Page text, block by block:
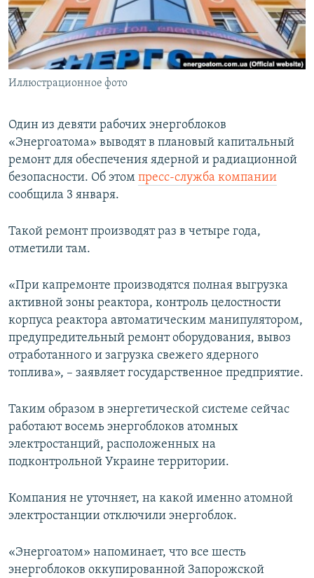
ПОБЕДИТЕЛЕЙ НЕ СУДЯТ?
КРЫМ.НЕПОКОРЕННЫЙ
ELIFBE
УКРАИНСКАЯ ПРОБЛЕМА КРЫМА
ПРИСОЕДИНЯЙТЕСЬ!
Иллюстрационное фото
Один из девяти рабочих энергоблоков
«Энергоатома» выводят в плановый капитальный
ремонт для обеспечения ядерной и радиационной
безопасности. Об этом пресс-служба компании
сообщила 3 января.
Такой ремонт производят раз в четыре года,
отметили там.
«При капремонте производятся полная выгрузка
активной зоны реактора, контроль целостности
корпуса реактора автоматическим манипулятором,
предупредительный ремонт оборудования, вывоз
отработанного и загрузка свежего ядерного
топлива», – заявляет государственное предприятие.
Таким образом в энергетической системе сейчас
работают восемь энергоблоков атомных
электростанций, расположенных на
подконтрольной Украине территории.
Компания не уточняет, на какой именно атомной
электростанции отключили энергоблок.
«Энергоатом» напоминает, что все шесть
энергоблоков оккупированной Запорожской